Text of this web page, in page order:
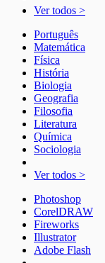
Ver todos >
Português
Matemática
Física
História
Biologia
Geografia
Filosofia
Literatura
Química
Sociologia
Ver todos >
Photoshop
CorelDRAW
Fireworks
Illustrator
Adobe Flash